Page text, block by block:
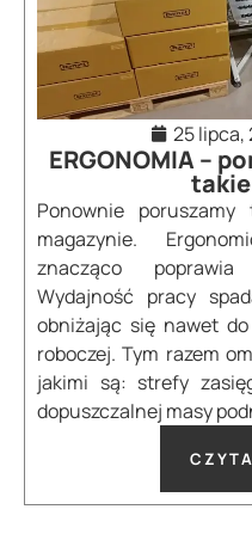
25 lipca,
ERGONOMIA –
Ponownie
magazynie.
znacząco
Wydajność pracy
obniżając się nawet
roboczej. Tym razem
jakimi są: strefy
dopuszczalnej masy